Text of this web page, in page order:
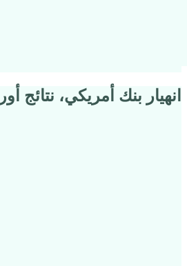
انهيار بنك أمريكي، نتائج